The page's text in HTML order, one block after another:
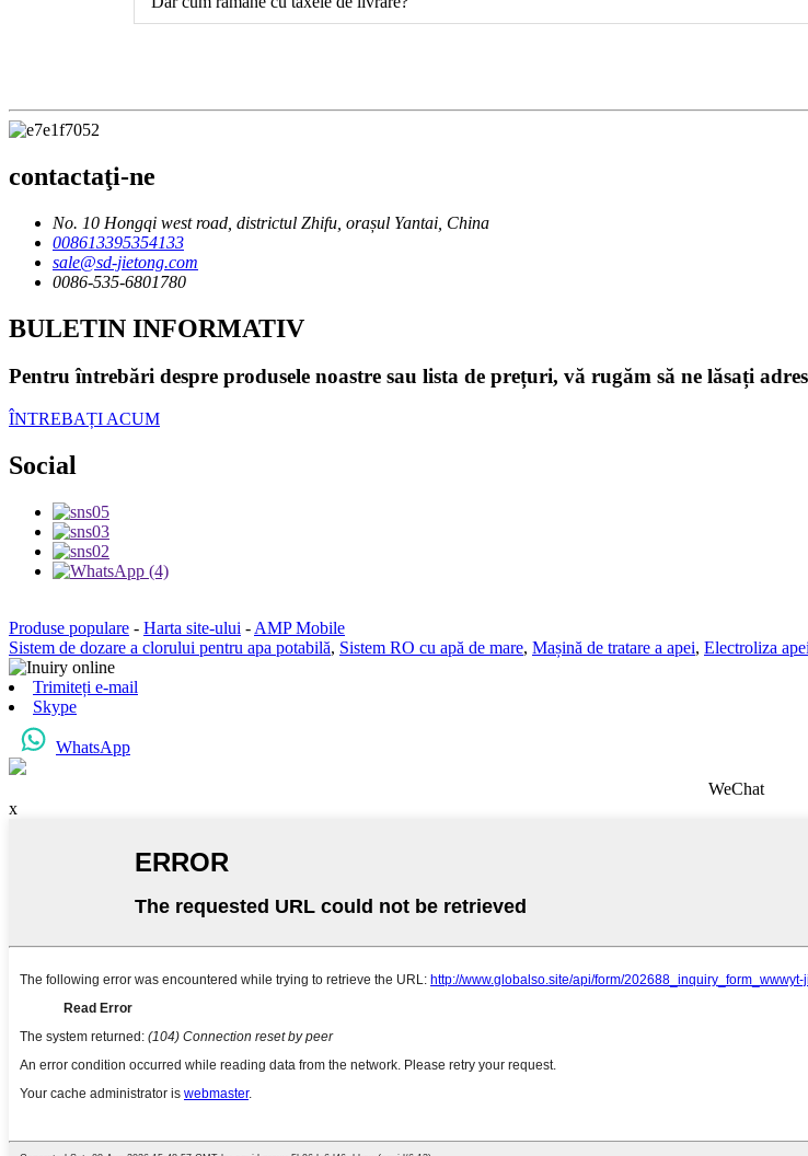
contactaţi-ne
No. 10 Hongqi west road, districtul Zhifu, orașul Yantai, China
008613395354133
sale@sd-jietong.com
0086-535-6801780
BULETIN INFORMATIV
Pentru întrebări despre produsele noastre sau lista de prețuri, vă rugăm să ne lăsați
ÎNTREBAȚI ACUM
Social
Produse populare - Harta site-ului - AMP Mobile
Sistem de dozare a clorului pentru apa potabilă, Sistem RO cu apă de mare, Mașină de tratare a apei, Electroliza
Trimiteți e-mail
Skype
WhatsApp
WeChat
x